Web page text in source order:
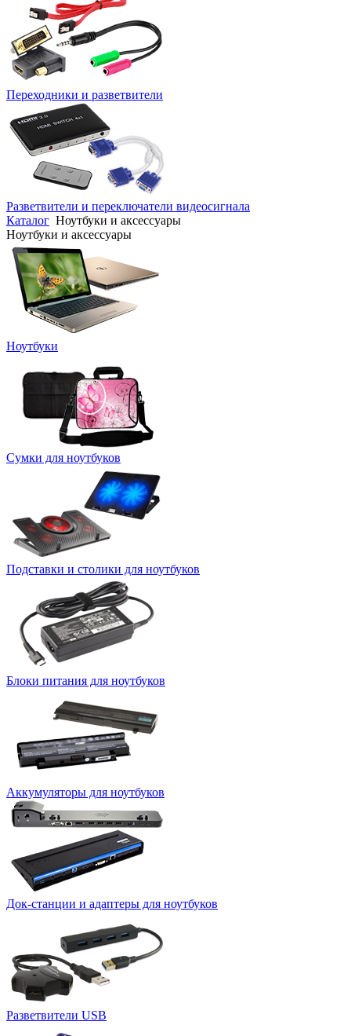
Переходники и разветвители
Разветвители и переключатели видеосигнала
Каталог Ноутбуки и аксессуары
Ноутбуки и аксессуары
Ноутбуки
Сумки для ноутбуков
Подставки и столики для ноутбуков
Блоки питания для ноутбуков
Аккумуляторы для ноутбуков
Док-станции и адаптеры для ноутбуков
Разветвители USB